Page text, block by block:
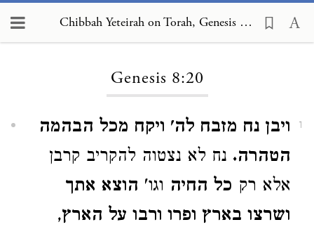
Chibbah Yeteirah on Torah, Genesis 8:20
Genesis 8:20
1
ויבן נח מזבח לה' ויקח מכל הבהמה
הטהרה. נח לא נצטוה להקריב קרבן
אלא רק כל החיה וגו' הוצא אתך
ושרצו בארץ ופרו ורבו על הארץ,